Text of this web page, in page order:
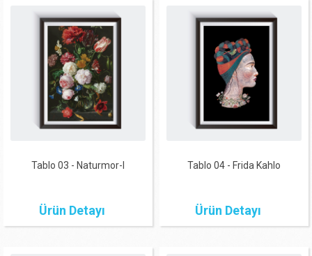
Tablo 03 - Naturmor-I
Ürün Detayı
Tablo 04 - Frida Kahlo
Ürün Detayı